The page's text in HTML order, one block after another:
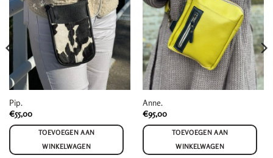
Pip.
€55,00
TOEVOEGEN AAN
WINKELWAGEN
Anne.
€95,00
TOEVOEGEN AAN
WINKELWAGEN